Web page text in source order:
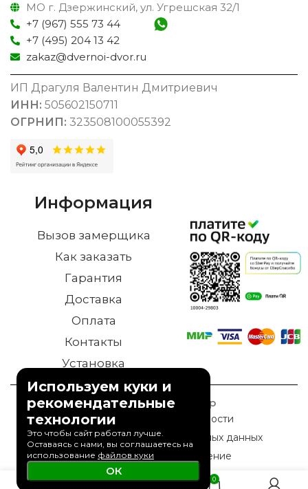
МО г. Дзержинский, ул. Угрешская 32/1
+7 (967) 555 73 44
+7 (495) 204 13 42
zakaz@dvernoi-dvor.ru
ИП Драгуля Валентин Дмитриевич
ИНН: 505602150711
ОГРНИП: 323508100055392
Информация
Вызов замерщика
Как заказать
Гарантия
Доставка
Оплата
Контакты
Установка
© 2023 Дверной Двор
Политика конфиденциальности
Политика обработки персональных данных
Пользовательское соглашение
0
Используем куки и
рекомендательные
технологии
Это чтобы сайт работал лучше.
Оставаясь с нами, вы соглашаетесь на
использование файлов куки
ОК